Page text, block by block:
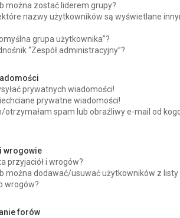
można zostać liderem grupy?
nazwy użytkowników są wyświetlane
grupa użytkownika”?
“Zespół administracyjny”?
prywatnych wiadomości!
prywatne wiadomości!
otrzymałam spam lub obraźliwy e-mail od
wrogowie
przyjaciół i wrogów?
można dodawać/usuwać użytkowników z listy
wrogów?
forów